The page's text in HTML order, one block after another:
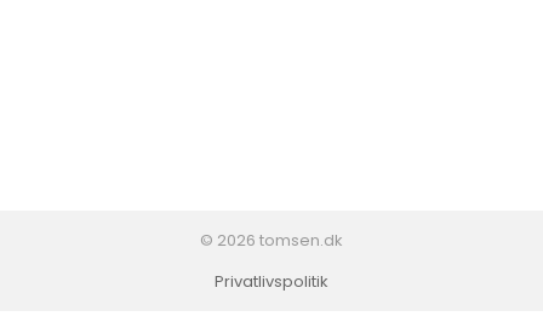
© 2026 tomsen.dk
Privatlivspolitik